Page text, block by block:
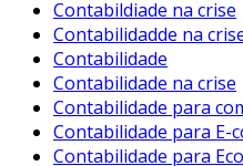
Contabildiade na crise
Contabilidadde na
Contabilidade
Contabilidade na crise
Contabilidade para
Contabilidade para E-
Contabilidade para